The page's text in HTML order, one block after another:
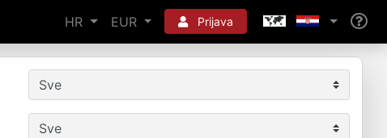
HR EUR Prijava